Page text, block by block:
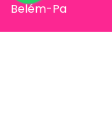
Belém-Pa